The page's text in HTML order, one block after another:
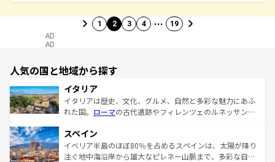
1 2 3 4 … 19
AD
AD
人気の国と地域から探す
イタリア
イタリアは歴史、文化、グルメ、自然と多彩な魅力にあふ
れた国。 ローマの古代遺跡やフィレンツェのルネッサンス
ろん、トスカーナの美しい田園風景やアマルフィ海岸の絶
景など、自然景観も見逃せない。観光の合間には、本場の
ピザやパスタなど、絶品のイタリア料理を堪能することも
スペイン
イベリア半島のほぼ80％を占めるスペインは、太陽が降り
注ぐ地中海沿岸から雄大なピレネー山脈まで、多彩な自然